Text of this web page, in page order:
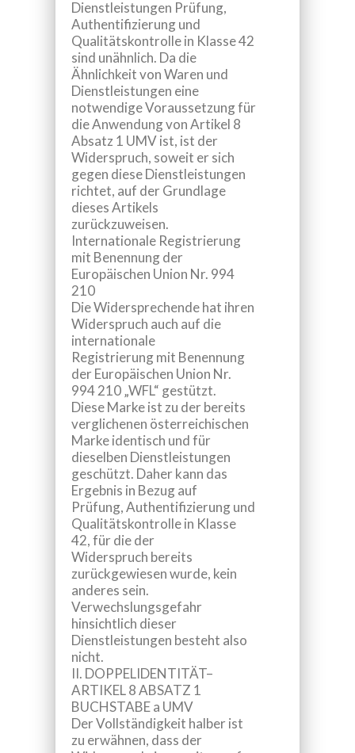
Dienstleistungen Prüfung,
Authentifizierung und
Qualitätskontrollein Klasse 42
sind unähnlich. Da die
Ähnlichkeit von Waren und
Dienstleistungen eine
notwendige Voraussetzung für
die Anwendung von Artikel 8
Absatz 1 UMV ist, ist der
Widerspruch, soweit er sich
gegen diese Dienstleistungen
richtet, auf der Grundlage
dieses Artikels
zurückzuweisen.
Internationale Registrierung
mit Benennung der
Europäischen Union Nr. 994
210
Die Widersprechende hat ihren
Widerspruch auch auf die
internationale
Registrierung mit Benennung
der Europäischen Union Nr.
994 210 „WFL“ gestützt.
Diese Marke ist zu der bereits
verglichenen österreichischen
Marke identisch und für
dieselben Dienstleistungen
geschützt. Daher kann das
Ergebnis in Bezug auf
Prüfung, Authentifizierung und
Qualitätskontrollein Klasse
42, für die der
Widerspruch bereits
zurückgewiesen wurde, kein
anderes sein.
Verwechslungsgefahr
hinsichtlich dieser
Dienstleistungen besteht also
nicht.
II. DOPPELIDENTITÄT–
ARTIKEL 8 ABSATZ 1
BUCHSTABE a UMV
Der Vollständigkeit halber ist
zu erwähnen, dass der